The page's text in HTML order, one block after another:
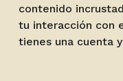
contenido
tu interacción con
tienes una cuenta